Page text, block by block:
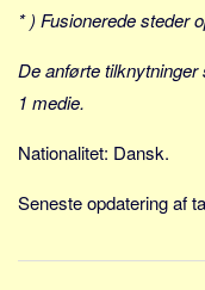
Norge
USA
Alle
* ) Fusionerede steder
De anførte
1 medie.
Nationalitet: Dansk.
Seneste opdatering af